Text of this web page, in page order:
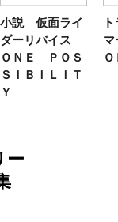
小説 仮面ライ
ダーリバイス
ＯＮＥ ＰＯＳ
ＳＩＢＩＬＩＴ
Ｙ
ー